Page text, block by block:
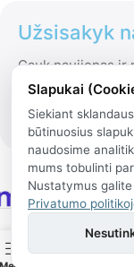
Užsisakyk
Gauk naujienas ir
Slapukai
Siekiant
būtinuosius
naudosime
mums tobulinti
Nustatymus
Privatumo